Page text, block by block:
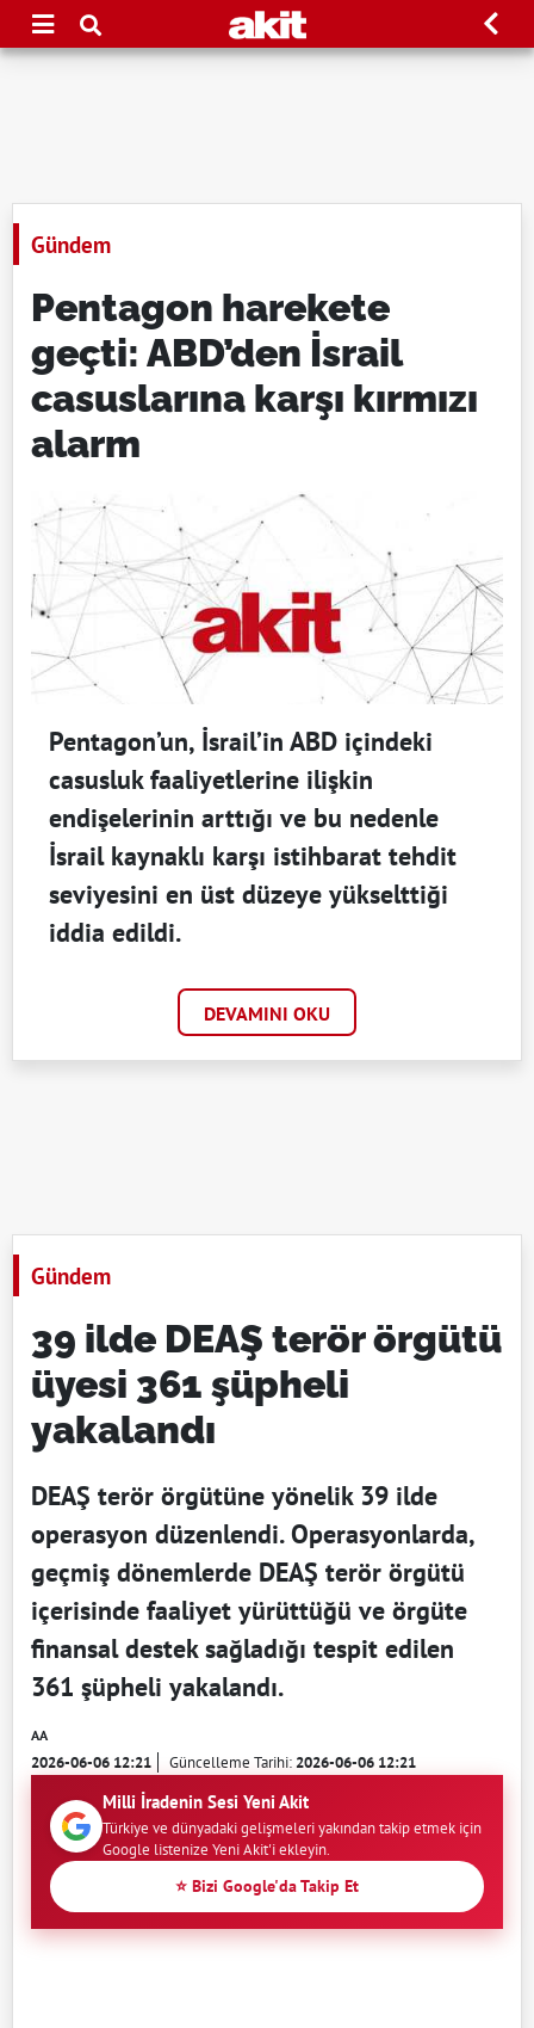
Gündem
Pentagon harekete
geçti: ABD’den İsrail
casuslarına karşı kırmızı
alarm
Pentagon’un, İsrail’in ABD içindeki
casusluk faaliyetlerine ilişkin
endişelerinin arttığı ve bu nedenle
İsrail kaynaklı karşı istihbarat tehdit
seviyesini en üst düzeye yükselttiği
iddia edildi.
DEVAMINI OKU
Gündem
39 ilde DEAŞ terör örgütü
üyesi 361 şüpheli
yakalandı
DEAŞ terör örgütüne yönelik 39 ilde
operasyon düzenlendi. Operasyonlarda,
geçmiş dönemlerde DEAŞ terör örgütü
içerisinde faaliyet yürüttüğü ve örgüte
finansal destek sağladığı tespit edilen
361 şüpheli yakalandı.
AA
2026-06-06 12:21 Güncelleme Tarihi:2026-06-06 12:21
Milli İradenin Sesi Yeni Akit
Türkiye ve dünyadaki gelişmeleri yakından takip etmek için
Google listenize Yeni Akit'i ekleyin.
⭐ Bizi Google'da Takip Et